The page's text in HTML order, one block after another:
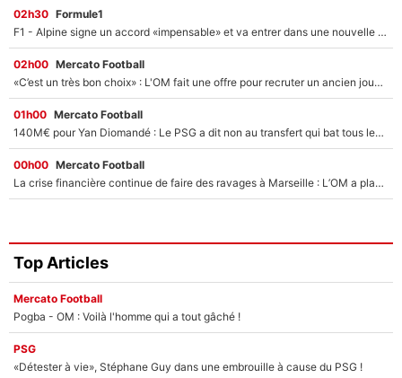
02h30 Formule1
F1 - Alpine signe un accord «impensable» et va entrer dans une nouvelle dimension : Grande nouvelle pour Pierre Gasly !
02h00 Mercato Football
«C’est un très bon choix» : L'OM fait une offre pour recruter un ancien joueur du PSG... et c'est validé dans l'After Foot !
01h00 Mercato Football
140M€ pour Yan Diomandé : Le PSG a dit non au transfert qui bat tous les records sur le mercato
00h00 Mercato Football
La crise financière continue de faire des ravages à Marseille : L’OM a placé 12 joueurs sur le marché des transferts… et ça pourrait lui rapporter près de 100M€ !
Top Articles
Mercato Football
Pogba - OM : Voilà l'homme qui a tout gâché !
PSG
«Détester à vie», Stéphane Guy dans une embrouille à cause du PSG !